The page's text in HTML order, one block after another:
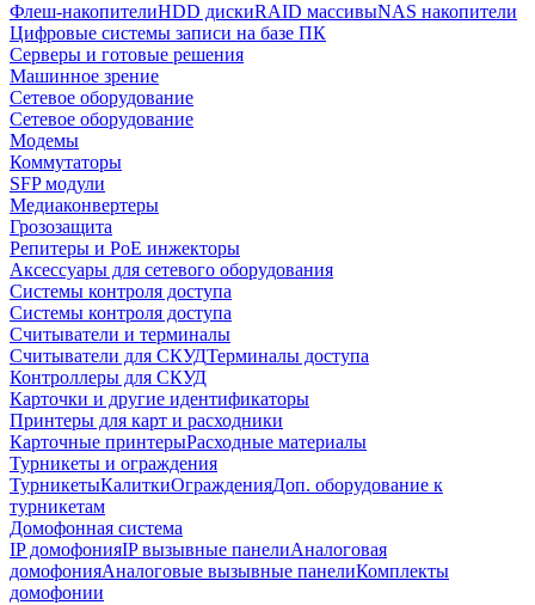
Флеш-накопителиHDD дискиRAID массивыNAS накопители
Цифровые системы записи на базе ПК
Серверы и готовые решения
Машинное зрение
Сетевое оборудование
Сетевое оборудование
Модемы
Коммутаторы
SFP модули
Медиаконвертеры
Грозозащита
Репитеры и PoE инжекторы
Аксессуары для сетевого оборудования
Системы контроля доступа
Системы контроля доступа
Считыватели и терминалы
Считыватели для СКУДТерминалы доступа
Контроллеры для СКУД
Карточки и другие идентификаторы
Принтеры для карт и расходники
Карточные принтерыРасходные материалы
Турникеты и ограждения
ТурникетыКалиткиОгражденияДоп. оборудование к
турникетам
Домофонная система
IP домофонияIP вызывные панелиАналоговая
домофонияАналоговые вызывные панелиКомплекты
домофонии